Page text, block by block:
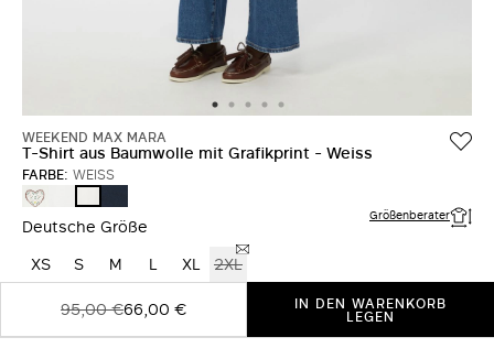
WEEKEND MAX MARA
T-Shirt aus Baumwolle mit Grafikprint - Weiss
FARBE: WEISS
WEISS WEISS
Deutsche Größe Größenberater
XS S M L XL 2XL
95,00 €66,00 € IN DEN WARENKORB
LEGEN